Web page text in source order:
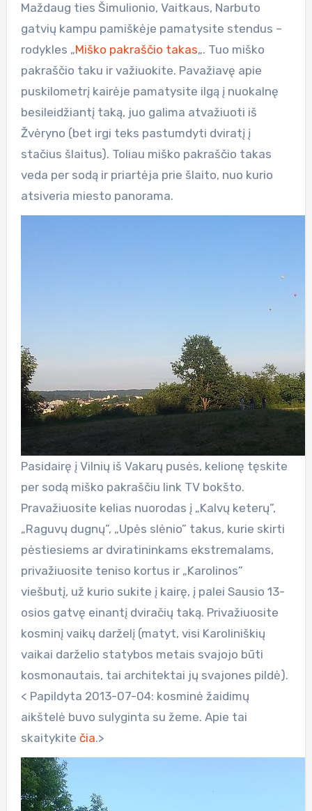
Maždaug ties Šimulionio, Vaitkaus, Narbuto
gatvių kampu pamiškėje pamatysite stendus –
rodykles „Miško pakraščio takas„. Tuo miško
pakraščio taku ir važiuokite. Pavažiavę apie
puskilometrį kairėje pamatysite ilgą į nuokalnę
besileidžiantį taką, juo galima atvažiuoti iš
Žvėryno (bet irgi teks pastumdyti dviratį į
stačius šlaitus). Toliau miško pakraščio takas
veda per sodą ir priartėja prie šlaito, nuo kurio
atsiveria miesto panorama.
Pasidairę į Vilnių iš Vakarų pusės, kelionę tęskite
per sodą miško pakraščiu link TV bokšto.
Pravažiuosite kelias nuorodas į „Kalvų keterų”,
„Raguvų dugnų”, „Upės slėnio” takus, kurie skirti
pėstiesiems ar dviratininkams ekstremalams,
privažiuosite teniso kortus ir „Karolinos”
viešbutį, už kurio sukite į kairę, į palei Sausio 13-
osios gatvę einantį dviračių taką. Privažiuosite
kosminį vaikų darželį (matyt, visi Karoliniškių
vaikai darželio statybos metais svajojo būti
kosmonautais, tai architektai jų svajones pildė).
< Papildyta 2013-07-04: kosminė žaidimų
aikštelė buvo sulyginta su žeme. Apie tai
skaitykite čia.>